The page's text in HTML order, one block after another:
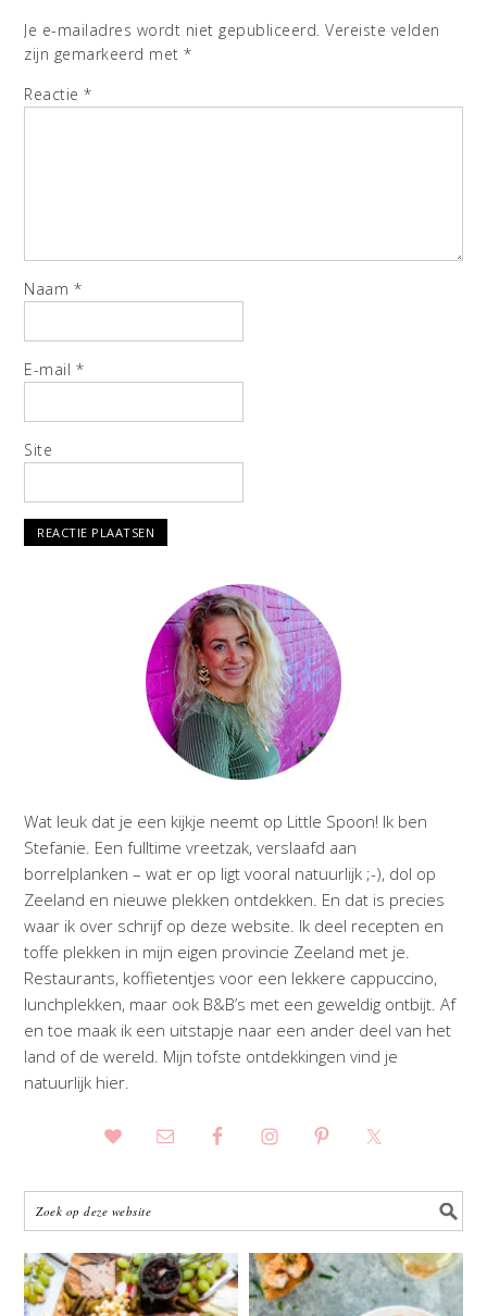
Je e-mailadres wordt niet gepubliceerd. Vereiste velden
zijn gemarkeerd met*
Reactie*
Naam *
E-mail *
Site
Wat leuk dat je een kijkje neemt op Little Spoon! Ik ben
Stefanie. Een fulltime vreetzak, verslaafd aan
borrelplanken – wat er op ligt vooral natuurlijk ;-), dol op
Zeeland en nieuwe plekken ontdekken. En dat is precies
waar ik over schrijf op deze website. Ik deel recepten en
toffe plekken in mijn eigen provincie Zeeland met je.
Restaurants, koffietentjes voor een lekkere cappuccino,
lunchplekken, maar ook B&B’s met een geweldig ontbijt. Af
en toe maak ik een uitstapje naar een ander deel van het
land of de wereld. Mijn tofste ontdekkingen vind je
natuurlijk hier.